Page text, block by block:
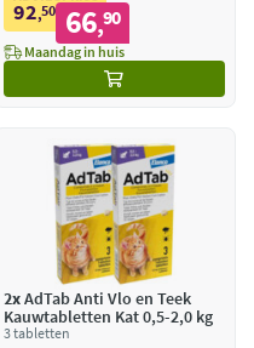
92,50 66,90
Maandag in huis
2xAdTab Anti Vlo en Teek
Kauwtabletten Kat 0,5-2,0 kg
3 tabletten